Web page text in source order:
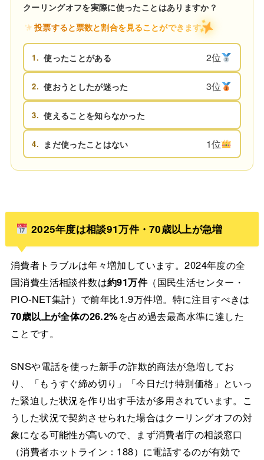
クーリングオフを実際に使ったことはありますか？
投票すると票数と割合を見ることができます
1. 使ったことがある 2位
2. 使おうとしたが迷った 3位
3. 使えることを知らなかった
4. まだ使ったことはない 1位
2025年度は相談91万件・70歳以上が急増
消費者トラブルは年々増加しています。2024年度の全
国消費生活相談件数は約91万件（国民生活センター・
PIO-NET集計）で前年比1.9万件増。特に注目すべきは
70歳以上が全体の26.2%を占め過去最高水準に達した
ことです。
SNSや電話を使った新手の詐欺的商法が急増してお
り、「もうすぐ締め切り」「今日だけ特別価格」といっ
た緊迫した状況を作り出す手法が多用されています。こ
うした状況で契約させられた場合はクーリングオフの対
象になる可能性が高いので、まず消費者庁の相談窓口
（消費者ホットライン：188）に電話するのが有効で